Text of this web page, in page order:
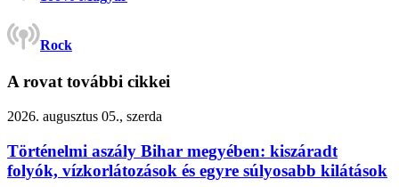
Rock
A rovat további cikkei
2026. augusztus 05., szerda
Történelmi aszály Bihar megyében: kiszáradt
folyók, vízkorlátozások és egyre súlyosabb kilátások